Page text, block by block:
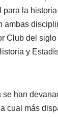
la
ambas
Club del
y
han
cual más